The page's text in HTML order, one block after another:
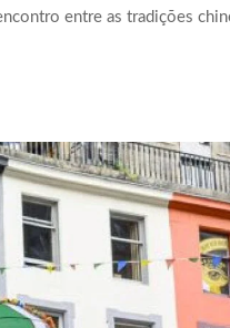
entre as tradições